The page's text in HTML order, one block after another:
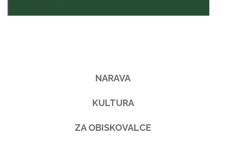
NARAVA
KULTURA
ZA OBISKOVALCE